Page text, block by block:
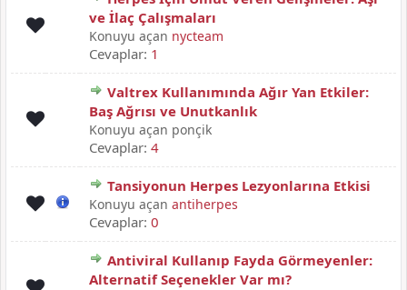
ve İlaç Çalışmaları
Konuyu açan nycteam
Cevaplar: 1
Valtrex Kullanımında Ağır Yan Etkiler:
Baş Ağrısı ve Unutkanlık
Konuyu açan ponçik
Cevaplar: 4
Tansiyonun Herpes Lezyonlarına Etkisi
Konuyu açan antiherpes
Cevaplar: 0
Antiviral Kullanıp Fayda Görmeyenler:
Alternatif Seçenekler Var mı?